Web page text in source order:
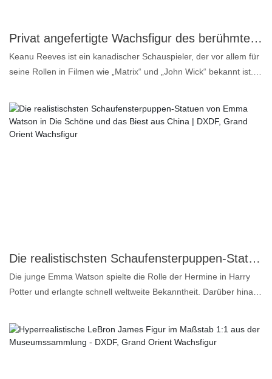
Privat angefertigte Wachsfigur des berühmten Hollywood-Stars Keanu Reeves | DXDF, Grand Orient Wachsfigur
Keanu Reeves ist ein kanadischer Schauspieler, der vor allem für
seine Rollen in Filmen wie „Matrix“ und „John Wick“ bekannt ist.
Art hat er eine große Fangemeinde gewonnen. Reeves wird für
seine Vielseitigkeit und sein Engagement für seinen Beruf gelobt.
Er ist außerdem für sein philanthropisches Engagement und
Die realistischsten Schaufensterpuppen-Statuen von Emma Watson in Die Schöne und das Biest aus China | DXDF, Grand Orient Wachsfigur
Die junge Emma Watson spielte die Rolle der Hermine in Harry
Potter und erlangte schnell weltweite Bekanntheit. Darüber hinaus
Aktivistin und hat eine große Fangemeinde rund um den Globus.
Wie unterscheidet sich diese Wachsfigur von anderen